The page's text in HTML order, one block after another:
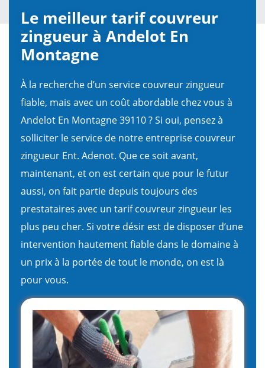
Le meilleur tarif couvreur
zingueur à Andelot En
Montagne
À la recherche d’un service couvreur zingueur
fiable, mais avec un coût abordable chez vous à
Andelot En Montagne 39110 ? Si oui, pensez à
solliciter le service de notre entreprise couvreur
zingueur Ent. Adenot. Que ce soit avant,
maintenant, et on est certain que pour le futur
aussi, on fait partie depuis toujours des
prestataires avec un tarif couvreur zingueur les
plus peu cher. Si votre désir est de disposer d’une
intervention hautement fiable dans le domaine à
un prix à la portée de tout le monde, on est là
pour vous.